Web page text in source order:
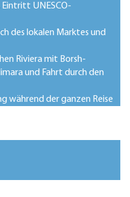
UNESCO-
des lokalen Marktes und
Riviera mit Borsh-
und Fahrt durch den
während der ganzen Reise